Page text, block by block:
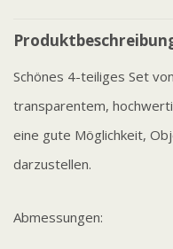
Schönes 4-teiliges Set
transparentem,
eine gute Möglichkeit,
darzustellen.
Abmessungen: